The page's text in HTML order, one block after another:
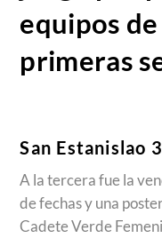
equipos
primeras
San Estanislao
A la tercera fue la
de fechas y una
Cadete Verde